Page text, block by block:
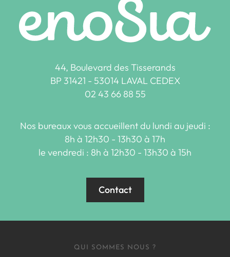
44, Boulevard des Tisserands
BP 31421 - 53014 LAVAL CEDEX
02 43 66 88 55
Nos bureaux vous accueillent du lundi au jeudi :
8h à 12h30 - 13h30 à 17h
le vendredi : 8h à 12h30 - 13h30 à 15h
Contact
QUI SOMMES NOUS ?